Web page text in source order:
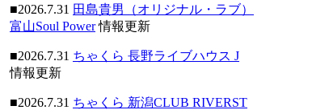
■2026.7.31 田島貴男（オリジナル・ラブ）
富山Soul Power情報更新
■2026.7.31 ちゃくら 長野ライブハウス J
情報更新
■2026.7.31 ちゃくら 新潟CLUB RIVERST